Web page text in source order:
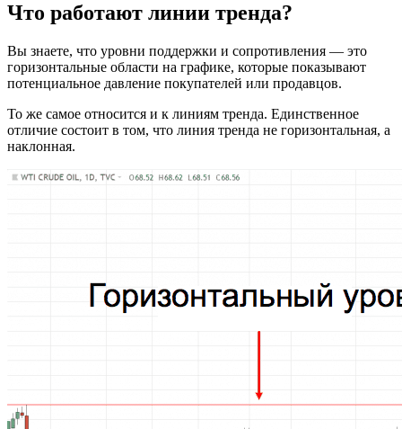
Что работают линии тренда?
Вы знаете, что уровни поддержки и сопротивления — это
горизонтальные области на графике, которые показывают
потенциальное давление покупателей или продавцов.
То же самое относится и к линиям тренда. Единственное
отличие состоит в том, что линия тренда не горизонтальная, а
наклонная.